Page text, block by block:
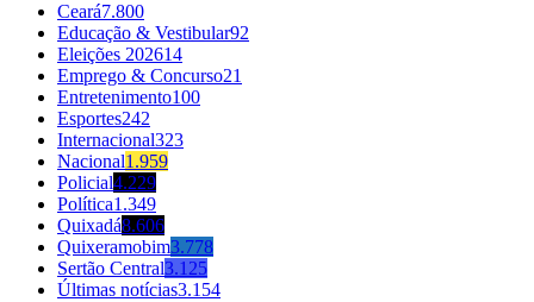
Ceará7.800
Educação & Vestibular92
Eleições 202614
Emprego & Concurso21
Entretenimento100
Esportes242
Internacional323
Nacional1.959
Policial4.229
Política1.349
Quixadá8.606
Quixeramobim3.778
Sertão Central3.125
Últimas notícias3.154